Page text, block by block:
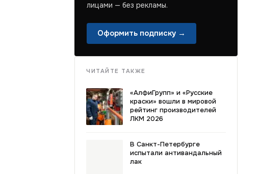
лицами — без рекламы.
Оформить подписку →
ЧИТАЙТЕ ТАКЖЕ
«АлфиГрупп» и «Русские
краски» вошли в мировой
рейтинг производителей
ЛКМ 2026
В Санкт-Петербурге
испытали антивандальный
лак